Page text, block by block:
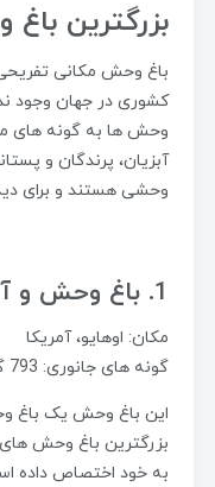
بزرگترین
باغ وحش مکانی
کشوری در جهان وجود
وحش ها به گونه های
آبزیان، پرندگان و
وحشی هستند و برای
1. باغ وحش و آکواریوم کلمبوس
مکان: اوهایو، آمریکا
گونه های جانوری: 793 گونه جانوری
این باغ وحش یک باغ
بزرگترین باغ وحش